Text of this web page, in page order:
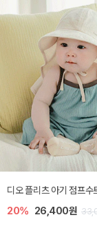
디오 플리츠 아기 점프수
20% 26,400원